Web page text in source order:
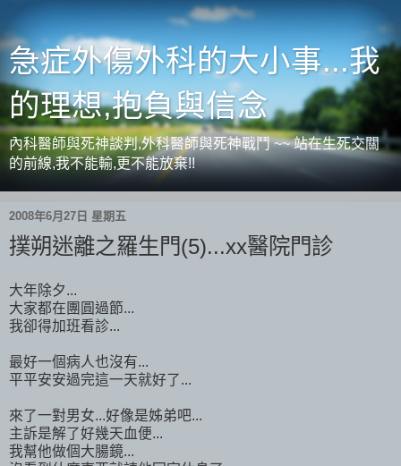
急症外傷外科的大小事...我
的理想,抱負與信念
內科醫師與死神談判,外科醫師與死神戰鬥 ~~ 站在生死交關
的前線,我不能輸,更不能放棄!!
2008年6月27日 星期五
撲朔迷離之羅生門(5)...xx醫院門診
大年除夕...
大家都在團圓過節...
我卻得加班看診...
最好一個病人也沒有...
平平安安過完這一天就好了...
來了一對男女...好像是姊弟吧...
主訴是解了好幾天血便...
我幫他做個大腸鏡...